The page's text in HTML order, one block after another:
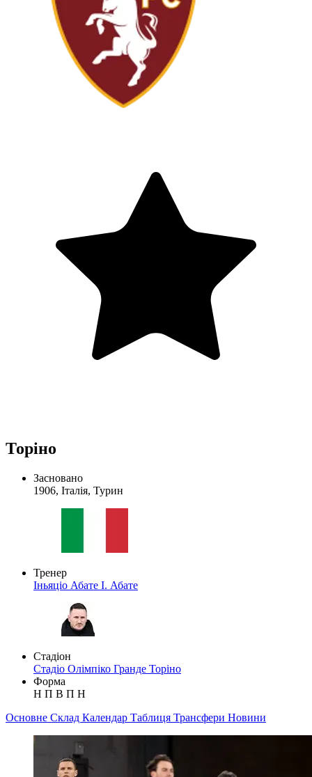
Торіно
Засновано
1906, Італія, Турин
Тренер
Іньяціо Абате І. Абате
Стадіон
Стадіо Олімпіко Гранде Торіно
Форма
Н П В П Н
Основне Склад Календар Таблиця Трансфери Новини